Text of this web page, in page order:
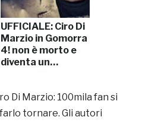
UFFICIALE: Ciro Di
Marzio in Gomorra
4! non è morto e
diventa un…
Di Marzio: 100mila fan si
tornare. Gli autori